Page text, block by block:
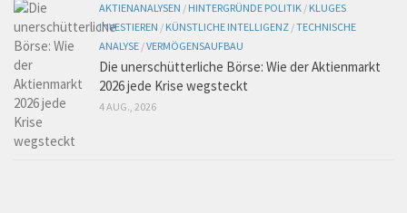
AKTIENANALYSEN / HINTERGRÜNDE POLITIK / KLUGES
INVESTIEREN / KÜNSTLICHE INTELLIGENZ /TECHNISCHE
ANALYSE /VERMÖGENSAUFBAU
Die unerschütterliche Börse: Wie der Aktienmarkt
2026 jede Krise wegsteckt
4 AUG., 2026